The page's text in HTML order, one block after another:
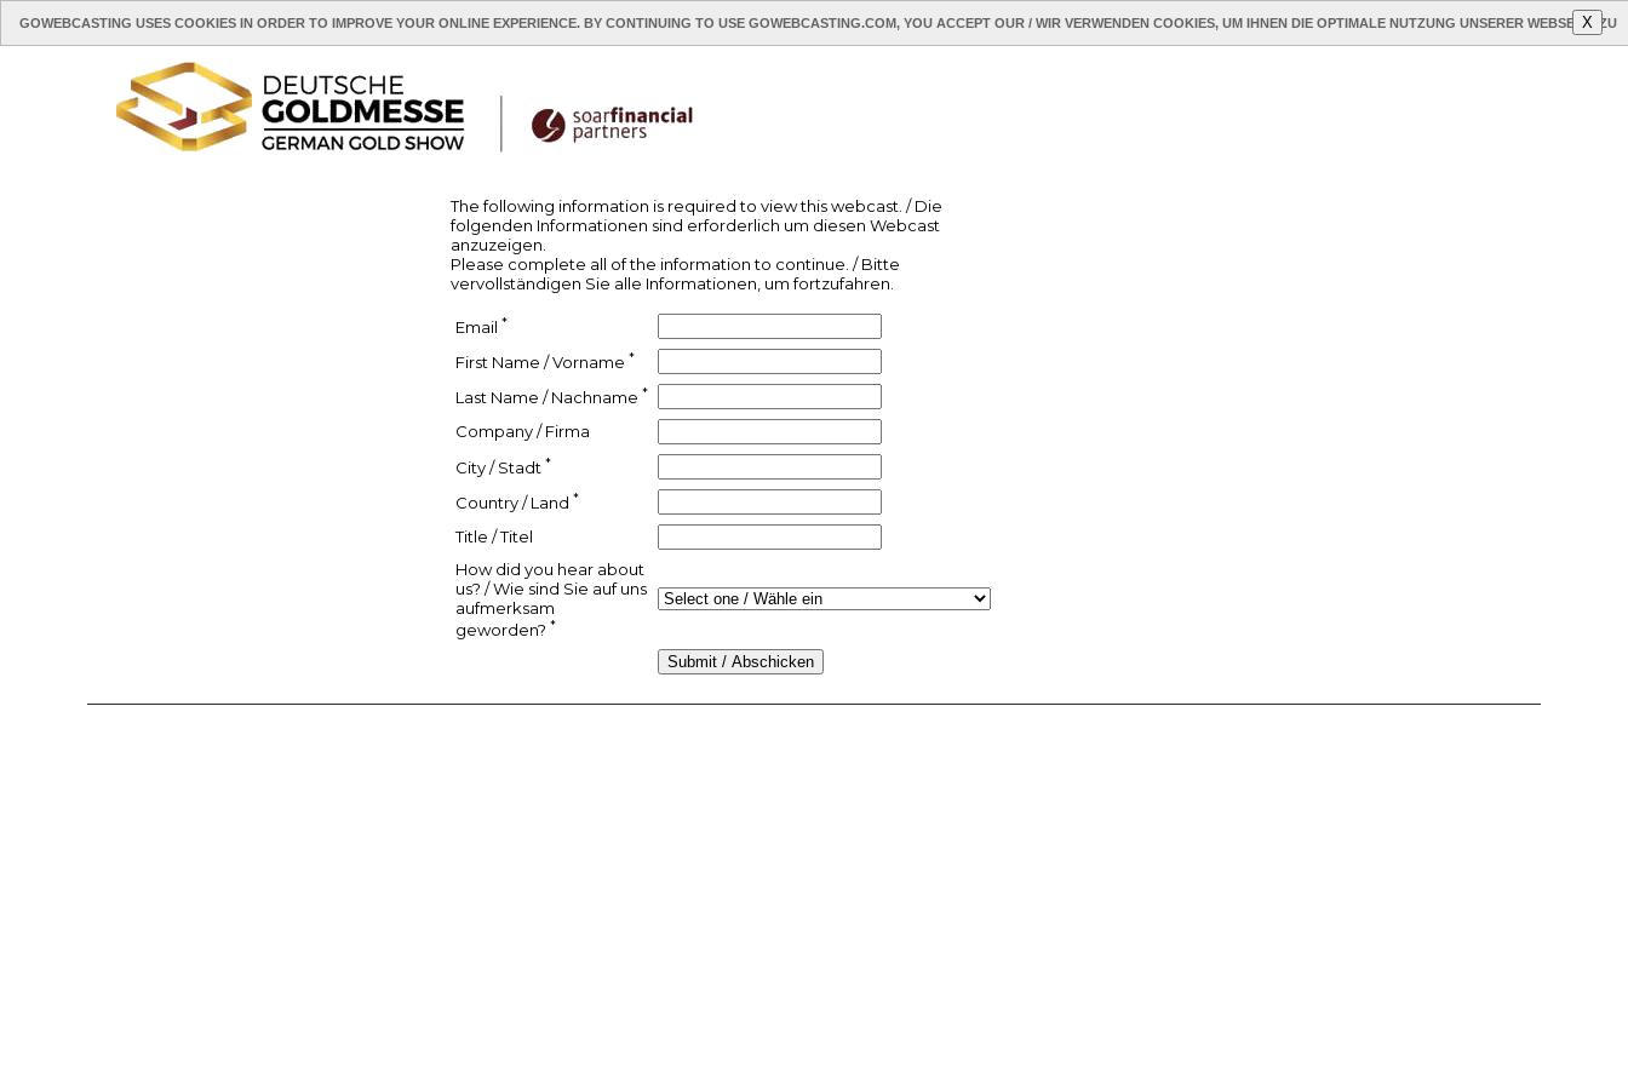
GOWEBCASTING USES COOKIES IN ORDER TO IMPROVE YOUR ONLINE EXPERIENCE. BY CONTINUING TO USE GOWEBCASTING.COM, YOU ACCEPT OUR / WIR VERWENDEN COOKIES, UM IHNEN DIE OPTIMALE NUTZUNG UNSERER WEBSEITE ZU
X
The following information is required to view this webcast. / Die
folgenden Informationen sind erforderlich um diesen Webcast
anzuzeigen.
Please complete all of the information to continue. / Bitte
vervollständigen Sie alle Informationen, um fortzufahren.
Email *
First Name / Vorname *
Last Name / Nachname *
Company / Firma
City / Stadt *
Country / Land *
Title / Titel
How did you hear about
us? / Wie sind Sie auf uns
aufmerksam
geworden? *